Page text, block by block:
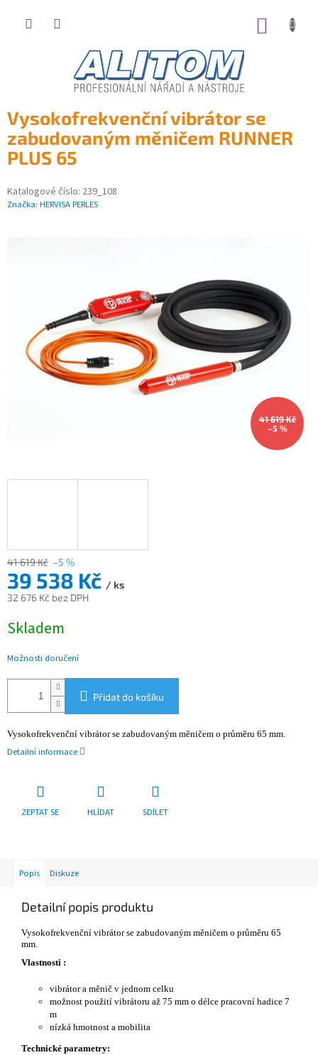
Vysokofrekvenční vibrátor se
zabudovaným měničem RUNNER
PLUS 65
Katalogové číslo: 239_108
Značka: HERVISA PERLES
41 619 Kč
–5 %
41 619 Kč –5 %
39 538 Kč / ks
32 676 Kč bez DPH
cena:
Skladem
Možnosti doručení
Přidat do košíku
Vysokofrekvenční vibrátor se zabudovaným měničem o průměru 65 mm.
Detailní informace
ZEPTAT SE HLÍDAT SDÍLET
Popis Diskuze
Detailní popis produktu
Vysokofrekvenční vibrátor se zabudovaným měničem o průměru 65
mm.
Vlastnosti :
vibrátor a měnič v jednom celku
možnost použití vibrátoru až 75 mm o délce pracovní hadice 7
m
nízká hmotnost a mobilita
Technické parametry: